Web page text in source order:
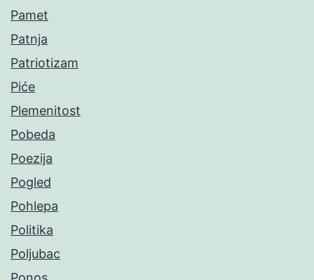
Pamet
Patnja
Patriotizam
Piće
Plemenitost
Pobeda
Poezija
Pogled
Pohlepa
Politika
Poljubac